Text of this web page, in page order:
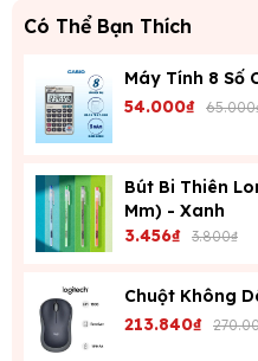
Có Thể Bạn Thích
Máy Tính 8 Số
54.000₫
Bút Bi Thiên
Mm) - Xanh
3.456₫ 3.800₫
Chuột Không
213.840₫